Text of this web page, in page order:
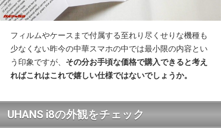
フィルムやケースまで付属する至れり尽くせりな機種も
少なくない昨今の中華スマホの中では最小限の内容とい
う印象ですが、 その分お手頃な価格で購入できると考え
ればこれはこれで嬉しい仕様ではないでしょうか。
UHANS i8の外観をチェック